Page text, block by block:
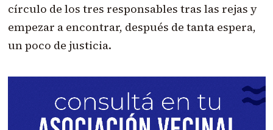
círculo de los tres responsables tras las rejas y
empezar a encontrar, después de tanta espera,
un poco de justicia.